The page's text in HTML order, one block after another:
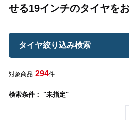
せる19インチのタイヤを
タイヤ絞り込み検索
対象商品 294件
検索条件： "未指定"